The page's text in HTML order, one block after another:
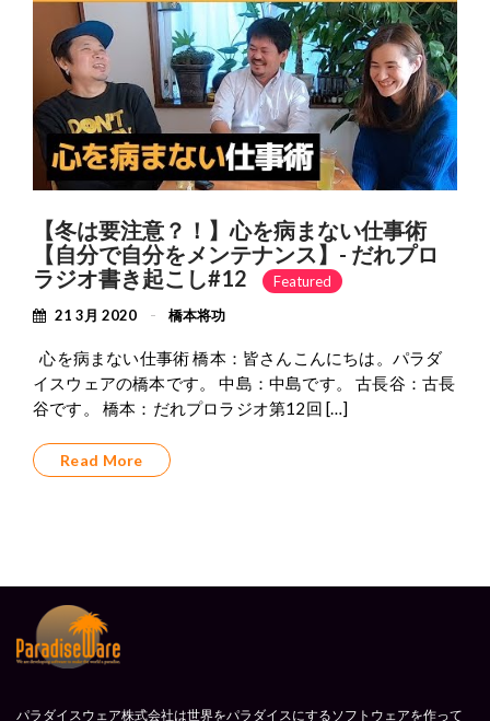
【冬は要注意？！】心を病まない仕事術
【自分で自分をメンテナンス】- だれプロ
ラジオ書き起こし#12
Featured
21 3月 2020
橋本将功
心を病まない仕事術 橋本：皆さんこんにちは。パラダ
イスウェアの橋本です。 中島：中島です。 古長谷：古長
谷です。 橋本：だれプロラジオ第12回 […]
Read More
パラダイスウェア株式会社は世界をパラダイスにするソフトウェアを作って